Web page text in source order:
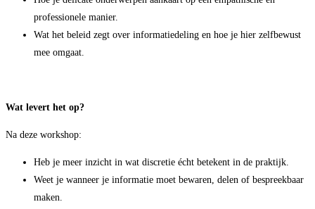
professionele manier.
Wat het beleid zegt over informatiedeling en hoe je hier zelfbewust
mee omgaat.
Wat levert het op?
Na deze workshop:
Heb je meer inzicht in wat discretie écht betekent in de praktijk.
Weet je wanneer je informatie moet bewaren, delen of bespreekbaar
maken.